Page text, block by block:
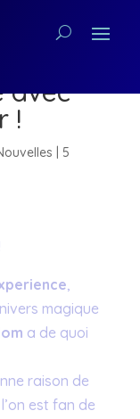
avec
!
5
,
magique
a de quoi
raison de
est fan de